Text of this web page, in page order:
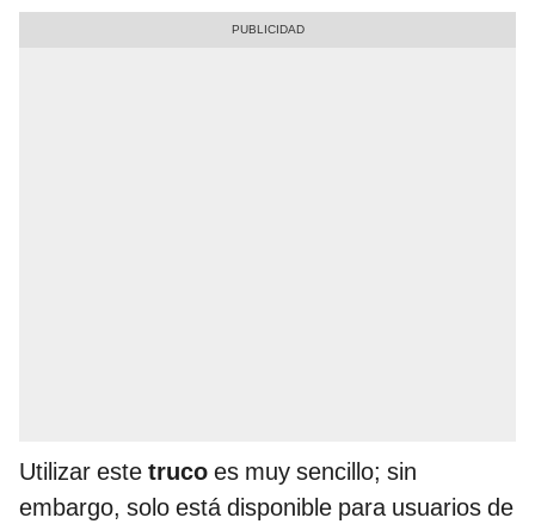
Utilizar este truco es muy sencillo; sin
embargo, solo está disponible para usuarios de